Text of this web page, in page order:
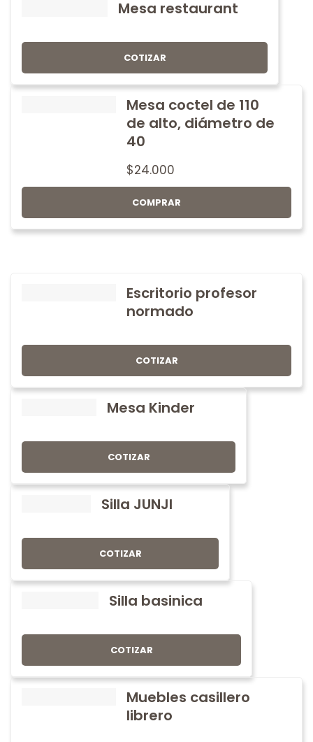
Mesa restaurant
COTIZAR
Mesa coctel de 110
de alto, diámetro de
40
$24.000
COMPRAR
Escritorio profesor
normado
COTIZAR
Mesa Kinder
COTIZAR
Silla JUNJI
COTIZAR
Silla basinica
COTIZAR
Muebles casillero
librero